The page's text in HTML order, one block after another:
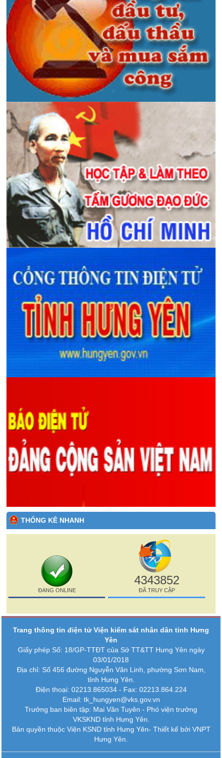
THỐNG KÊ NHANH
ĐANG ONLINE
4343852
ĐÃ TRUY CẬP
Trang thông tin điện tử Viện kiểm sát nhân dân tỉnh Hưng
Yên
Giấy phép Số: 18/GP-TTĐT của Sở TT&TT Hưng Yên ngày
03/01/2018
Địa chỉ: Số 456 đường Nguyễn Văn Linh, phường Sơn Nam,
tỉnh Hưng Yên.
Điện thoại: 02213.865034 - Fax: 02213.864.224
Email: tk_hungyen@vks.gov.vn
Trưởng ban biên tập: Mai Văn Tuyên - Phó viện trưởng
VKSKND tỉnh Hưng Yên.
Bản quyền thuộc Viện KSND tỉnh Hưng Yên- Thiết kế bởi VNPT
Hưng Yên.